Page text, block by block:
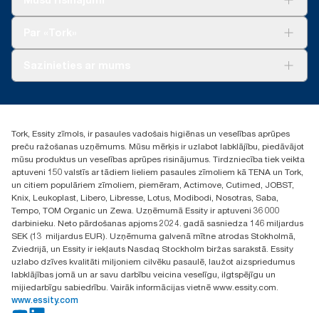
+371 29141799
Atrast izplatītāju
Ulbrokas street 19A
Riga, Latvija
LV-1028
Tork, Essity zīmols, ir pasaules vadošais higiēnas un veselības aprūpes
preču ražošanas uzņēmums. Mūsu mērķis ir uzlabot labklājību, piedāvājot
mūsu produktus un veselības aprūpes risinājumus. Tirdzniecība tiek veikta
aptuveni 150 valstīs ar tādiem lieliem pasaules zīmoliem kā TENA un Tork,
un citiem populāriem zīmoliem, piemēram, Actimove, Cutimed, JOBST,
Knix, Leukoplast, Libero, Libresse, Lotus, Modibodi, Nosotras, Saba,
Tempo, TOM Organic un Zewa. Uzņēmumā Essity ir aptuveni 36 000
darbinieku. Neto pārdošanas apjoms 2024. gadā sasniedza 146 miljardus
SEK (13 miljardus EUR). Uzņēmuma galvenā mītne atrodas Stokholmā,
Zviedrijā, un Essity ir iekļauts Nasdaq Stockholm biržas sarakstā. Essity
uzlabo dzīves kvalitāti miljoniem cilvēku pasaulē, laužot aizspriedumus
labklājības jomā un ar savu darbību veicina veselīgu, ilgtspējīgu un
mijiedarbīgu sabiedrību. Vairāk informācijas vietnē www.essity.com.
www.essity.com